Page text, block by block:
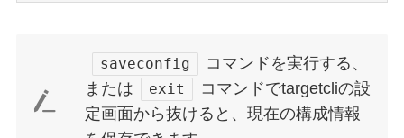
saveconfig
コマンドを実行する、
または
exit
コマンドでtargetcliの設
定画面から抜けると、現在の構成情報